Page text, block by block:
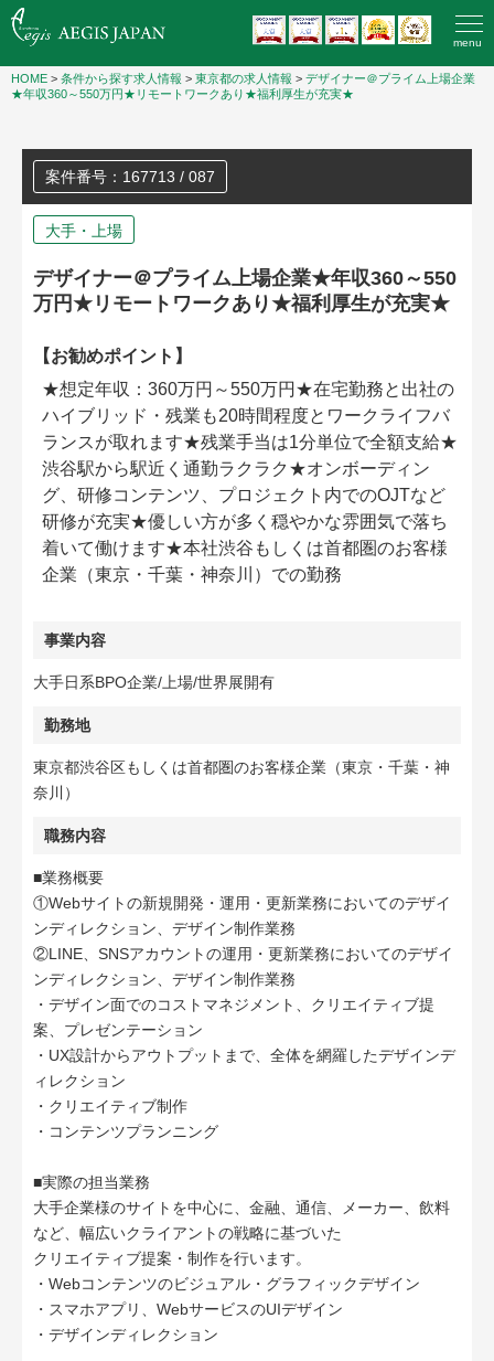
menu
HOME > 条件から探す求人情報 > 東京都の求人情報 > デザイナー＠プライム上場企業
★年収360～550万円★リモートワークあり★福利厚生が充実★
案件番号：167713 / 087
大手・上場
デザイナー＠プライム上場企業★年収360～550
万円★リモートワークあり★福利厚生が充実★
【お勧めポイント】
★想定年収：360万円～550万円★在宅勤務と出社の
ハイブリッド・残業も20時間程度とワークライフバ
ランスが取れます★残業手当は1分単位で全額支給★
渋谷駅から駅近く通勤ラクラク★オンボーディン
グ、研修コンテンツ、プロジェクト内でのOJTなど
研修が充実★優しい方が多く穏やかな雰囲気で落ち
着いて働けます★本社渋谷もしくは首都圏のお客様
企業（東京・千葉・神奈川）での勤務
事業内容
大手日系BPO企業/上場/世界展開有
勤務地
東京都渋谷区もしくは首都圏のお客様企業（東京・千葉・神
奈川）
職務内容
■業務概要
①Webサイトの新規開発・運用・更新業務においてのデザイ
ンディレクション、デザイン制作業務
②LINE、SNSアカウントの運用・更新業務においてのデザイ
ンディレクション、デザイン制作業務
・デザイン面でのコストマネジメント、クリエイティブ提
案、プレゼンテーション
・UX設計からアウトプットまで、全体を網羅したデザインデ
ィレクション
・クリエイティブ制作
・コンテンツプランニング
■実際の担当業務
大手企業様のサイトを中心に、金融、通信、メーカー、飲料
など、幅広いクライアントの戦略に基づいた
クリエイティブ提案・制作を行います。
・Webコンテンツのビジュアル・グラフィックデザイン
・スマホアプリ、WebサービスのUIデザイン
・デザインディレクション